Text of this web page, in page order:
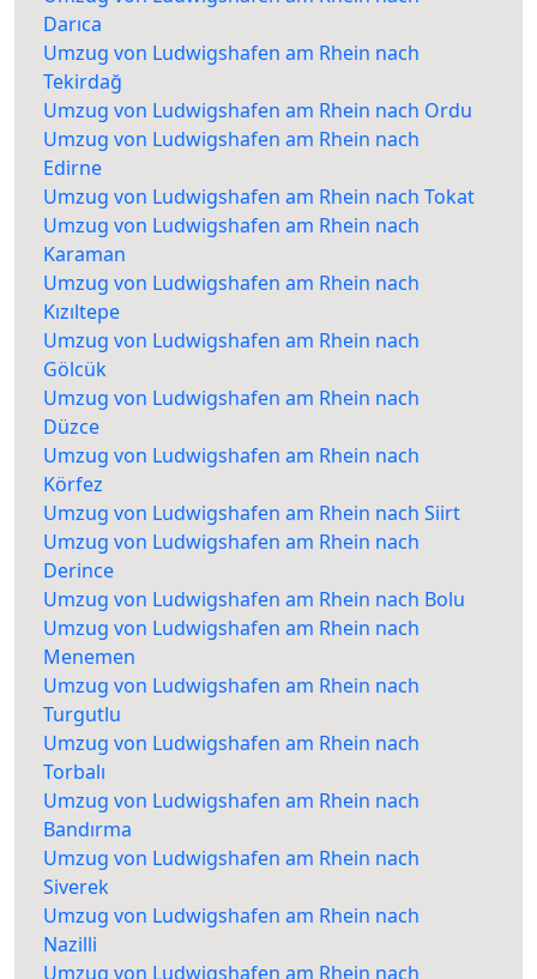
Darıca
Umzug von Ludwigshafen am Rhein nach
Tekirdağ
Umzug von Ludwigshafen am Rhein nach Ordu
Umzug von Ludwigshafen am Rhein nach
Edirne
Umzug von Ludwigshafen am Rhein nach Tokat
Umzug von Ludwigshafen am Rhein nach
Karaman
Umzug von Ludwigshafen am Rhein nach
Kızıltepe
Umzug von Ludwigshafen am Rhein nach
Gölcük
Umzug von Ludwigshafen am Rhein nach
Düzce
Umzug von Ludwigshafen am Rhein nach
Körfez
Umzug von Ludwigshafen am Rhein nach Siirt
Umzug von Ludwigshafen am Rhein nach
Derince
Umzug von Ludwigshafen am Rhein nach Bolu
Umzug von Ludwigshafen am Rhein nach
Menemen
Umzug von Ludwigshafen am Rhein nach
Turgutlu
Umzug von Ludwigshafen am Rhein nach
Torbalı
Umzug von Ludwigshafen am Rhein nach
Bandırma
Umzug von Ludwigshafen am Rhein nach
Siverek
Umzug von Ludwigshafen am Rhein nach
Nazilli
Umzug von Ludwigshafen am Rhein nach